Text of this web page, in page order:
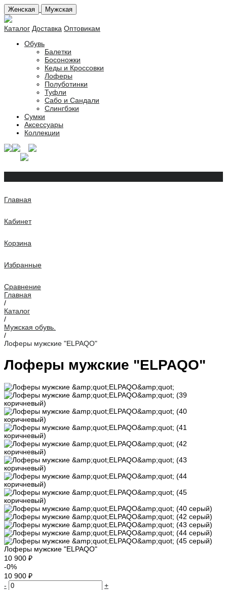
Женская Мужская
Каталог Доставка Оптовикам
Обувь
Балетки
Босоножки
Кеды и Кроссовки
Лоферы
Полуботинки
Туфли
Сабо и Сандали
Слингбэки
Сумки
Аксессуары
Коллекции
Главная
Кабинет
Корзина
Избранные
Сравнение
Главная
/
Каталог
/
Мужская обувь.
/
Лоферы мужские "ELPAQO"
Лоферы мужские "ELPAQO"
Лоферы мужские "ELPAQO"
10 900 ₽
-0%
10 900 ₽
-
+